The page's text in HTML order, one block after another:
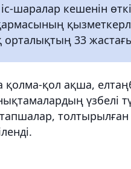
шаралар кешенін
33
қолма-қол ақша,
үзбелі